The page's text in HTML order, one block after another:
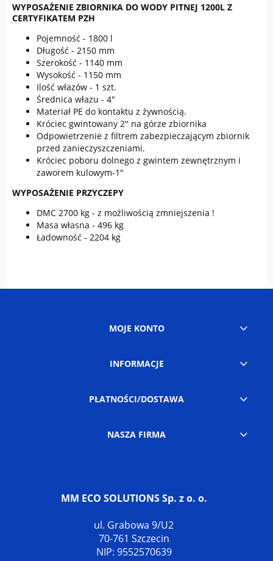
WYPOSAŻENIE ZBIORNIKA DO WODY PITNEJ 1200L Z
CERTYFIKATEM PZH
Pojemność - 1800 l
Długość - 2150 mm
Szerokość - 1140 mm
Wysokość - 1150 mm
Ilość włazów - 1 szt.
Średnica włazu - 4"
Materiał PE do kontaktu z żywnością.
Króciec gwintowany 2" na górze zbiornika
Odpowietrzenie z filtrem zabezpieczającym zbiornik
przed zanieczyszczeniami.
Króciec poboru dolnego z gwintem zewnętrznym i
zaworem kulowym-1"
WYPOSAŻENIE PRZYCZEPY
DMC 2700 kg - z możliwością zmniejszenia !
Masa własna - 496 kg
Ładowność - 2204 kg
MOJE KONTO
INFORMACJE
PŁATNOŚCI/DOSTAWA
NASZA FIRMA
MM ECO SOLUTIONS Sp. z o. o.
ul. Grabowa 9/U2
70-761 Szczecin
NIP: 9552570639